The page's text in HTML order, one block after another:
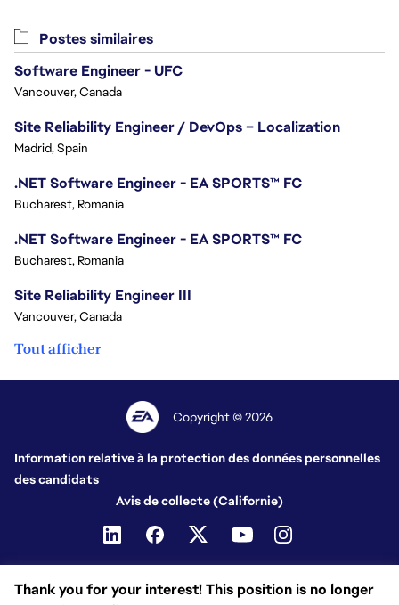
Thank you for your interest! This position is no longer
Postes similaires
Software Engineer - UFC
Vancouver, Canada
Site Reliability Engineer / DevOps – Localization
Madrid, Spain
.NET Software Engineer - EA SPORTS™ FC
Bucharest, Romania
.NET Software Engineer - EA SPORTS™ FC
Bucharest, Romania
Site Reliability Engineer III
Vancouver, Canada
Tout afficher
Copyright © 2026
Information relative à la protection des données personnelles
des candidats
Avis de collecte (Californie)